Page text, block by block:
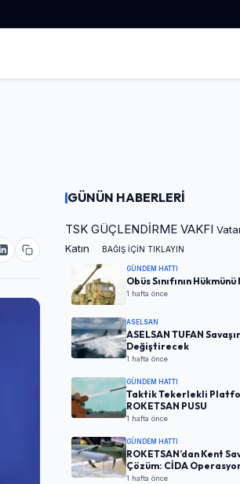
GÜNÜN HABERLERİ
TSK GÜÇLENDİRME VAKFI
Katın
BAĞIŞ İÇİN TIKLAYIN
GÜNDEM HATTI
Obüs Sınıfının
1 hafta önce
ASELSAN
ASELSAN TUFAN
Değiştirecek
1 hafta önce
GÜNDEM HATTI
Taktik Tekerlekli
ROKETSAN PUSU
1 hafta önce
GÜNDEM HATTI
ROKETSAN’dan Kent
Çözüm: CİDA
Artırıyor
1 hafta önce